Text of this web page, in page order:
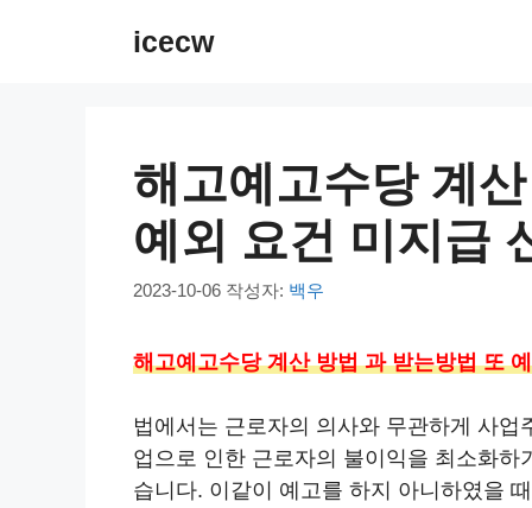
icecw
해고예고수당 계
예외 요건 미지급
2023-10-06 작성자: 백우
해고예고수당 계산 방법 과 받는방법 또
법에서는 근로자의 의사와 무관하게 사
업으로 인한 근로자의 불이익을 최소화
습니다. 이같이 예고를 하지 아니하였을